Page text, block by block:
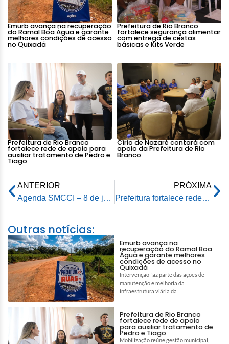
Emurb avança na recuperação
do Ramal Boa Água e garante
melhores condições de acesso
no Quixadá
Prefeitura de Rio Branco
fortalece segurança alimentar
com entrega de cestas
básicas e Kits Verde
Prefeitura de Rio Branco
fortalece rede de apoio para
auxiliar tratamento de Pedro e
Tiago
Círio de Nazaré contará com
apoio da Prefeitura de Rio
Branco
ANTERIOR
Agenda SMCCI – 8 de junho de 2026
PRÓXIMA
Prefeitura fortalece rede de apoio à amamentação e contribui para salvar vidas de recém-nascidos
Outras notícias:
Emurb avança na
recuperação do Ramal Boa
Água e garante melhores
condições de acesso no
Quixadá
Intervenção faz parte das ações de
manutenção e melhoria da
infraestrutura viária da
Prefeitura de Rio Branco
fortalece rede de apoio
para auxiliar tratamento de
Pedro e Tiago
Mobilização reúne gestão municipal,